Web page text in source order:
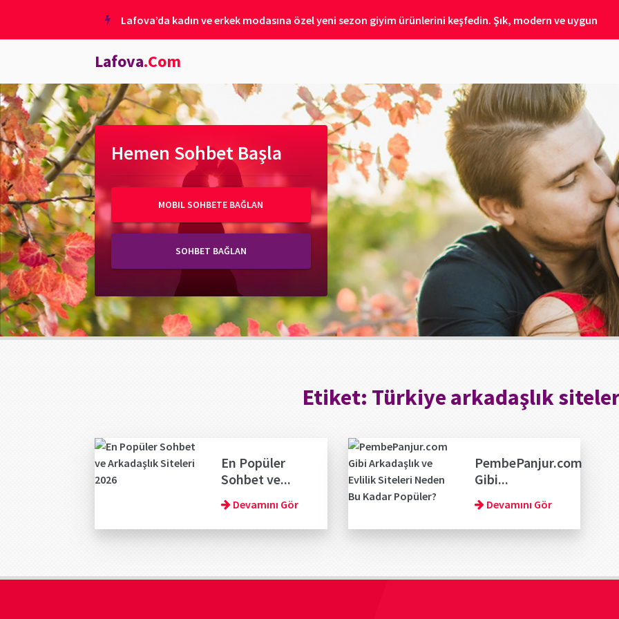
Lafova’da kadın ve erkek modasına özel yeni sezon giyim ürünlerini keşfedin. Şık, modern ve uygun
Lafova.Com
Hemen Sohbet Başla
MOBIL SOHBETE BAĞLAN
SOHBET BAĞLAN
Etiket: Türkiye arkadaşlık
En Popüler
Sohbet ve...
Devamını Gör
PembePanjur.com
Gibi...
Devamını Gör